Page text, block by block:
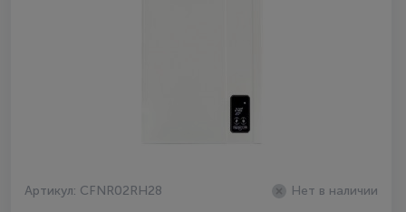
Артикул: CFNR02RH28 Нет в наличии